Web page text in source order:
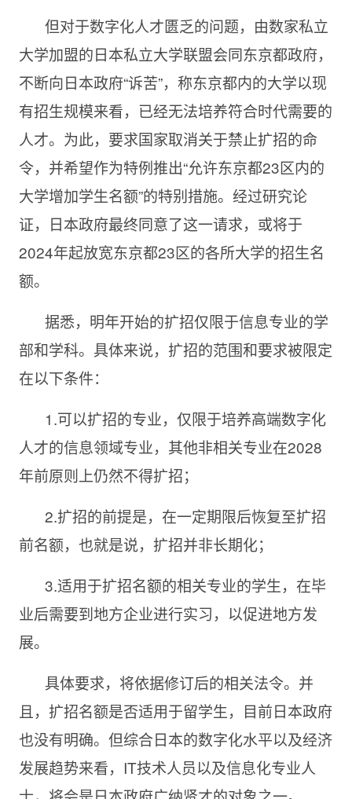
但对于数字化人才匮乏的问题，由数家私立
大学加盟的日本私立大学联盟会同东京都政府，
不断向日本政府“诉苦”，称东京都内的大学以现
有招生规模来看，已经无法培养符合时代需要的
人才。为此，要求国家取消关于禁止扩招的命
令，并希望作为特例推出“允许东京都23区内的
大学增加学生名额”的特别措施。经过研究论
证，日本政府最终同意了这一请求，或将于
2024年起放宽东京都23区的各所大学的招生名
额。
据悉，明年开始的扩招仅限于信息专业的学
部和学科。具体来说，扩招的范围和要求被限定
在以下条件：
1.可以扩招的专业，仅限于培养高端数字化
人才的信息领域专业，其他非相关专业在2028
年前原则上仍然不得扩招；
2.扩招的前提是，在一定期限后恢复至扩招
前名额，也就是说，扩招并非长期化；
3.适用于扩招名额的相关专业的学生，在毕
业后需要到地方企业进行实习，以促进地方发
展。
具体要求，将依据修订后的相关法令。并
且，扩招名额是否适用于留学生，目前日本政府
也没有明确。但综合日本的数字化水平以及经济
发展趋势来看，IT技术人员以及信息化专业人